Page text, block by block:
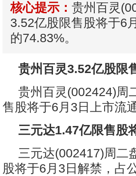
核心提示： 贵州百灵
3.52亿股限售股将于6
的74.83%。
贵州百灵3.52亿股限
贵州百灵(002424)周
售股将于6月3日上市流
三元达1.47亿限售股
三元达(002417)周二
股将于6月3日解禁，占